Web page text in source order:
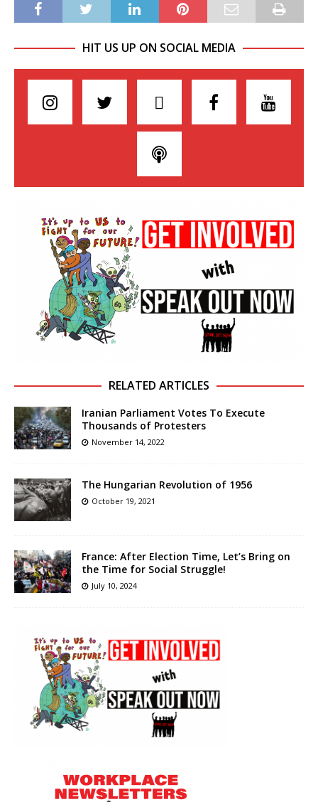
HIT US UP ON SOCIAL MEDIA
RELATED ARTICLES
Iranian Parliament Votes To Execute
Thousands of Protesters
November 14, 2022
The Hungarian Revolution of 1956
October 19, 2021
France: After Election Time, Let’s Bring on
the Time for Social Struggle!
July 10, 2024